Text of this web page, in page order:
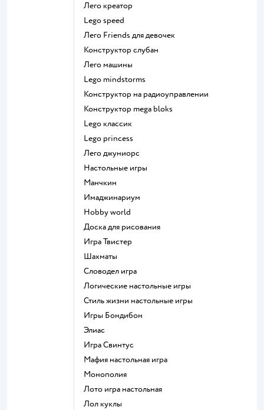
Лего креатор
Lego speed
Лего Friends для девочек
Конструктор слубан
Лего машины
Lego mindstorms
Конструктор на радиоуправлении
Конструктор mega bloks
Lego классик
Lego princess
Лего джуниорс
Настольные игры
Манчкин
Имаджинариум
Hobby world
Доска для рисования
Игра Твистер
Шахматы
Словодел игра
Логические настольные игры
Стиль жизни настольные игры
Игры Бондибон
Элиас
Игра Свинтус
Мафия настольная игра
Монополия
Лото игра настольная
Лол куклы